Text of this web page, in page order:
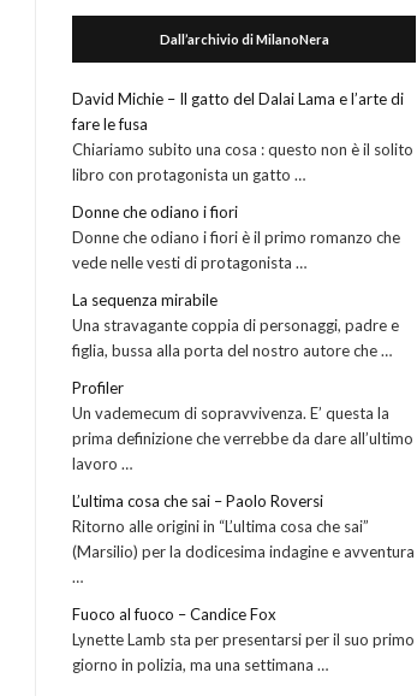
Dall’archivio di MilanoNera
David Michie – Il gatto del Dalai Lama e l’arte di
fare le fusa
Chiariamo subito una cosa : questo non è il solito
libro con protagonista un gatto …
Donne che odiano i fiori
Donne che odiano i fiori è il primo romanzo che
vede nelle vesti di protagonista …
La sequenza mirabile
Una stravagante coppia di personaggi, padre e
figlia, bussa alla porta del nostro autore che …
Profiler
Un vademecum di sopravvivenza. E’ questa la
prima definizione che verrebbe da dare all’ultimo
lavoro …
L’ultima cosa che sai – Paolo Roversi
Ritorno alle origini in “L’ultima cosa che sai”
(Marsilio) per la dodicesima indagine e avventura
…
Fuoco al fuoco – Candice Fox
Lynette Lamb sta per presentarsi per il suo primo
giorno in polizia, ma una settimana …